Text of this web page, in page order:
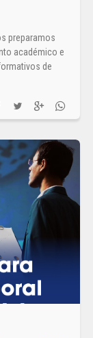
preparamos
académico e
de